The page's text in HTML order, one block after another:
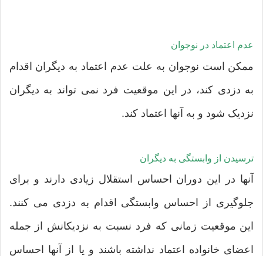
عدم اعتماد در نوجوان
ممکن است نوجوان به علت عدم اعتماد به دیگران اقدام
به دزدی کند، در این موقعیت فرد نمی تواند به دیگران
نزدیک شود و به آنها اعتماد کند.
ترسیدن از وابستگی به دیگران
آنها در این دوران احساس استقلال زیادی دارند و برای
جلوگیری از احساس وابستگی اقدام به دزدی می کنند.
این موقعیت زمانی که فرد نسبت به نزدیکانش از جمله
اعضای خانواده اعتماد نداشته باشند و یا از آنها احساس